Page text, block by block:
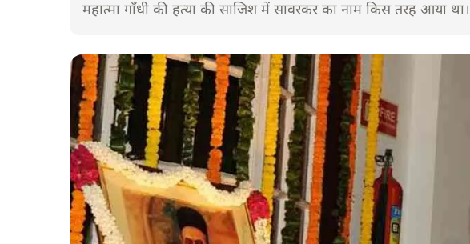
महात्मा गाँधी की हत्या की साजिश में सावरकर का नाम किस तरह आया था।